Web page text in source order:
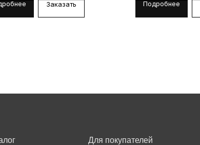
Заказать Подробнее
Для покупателей